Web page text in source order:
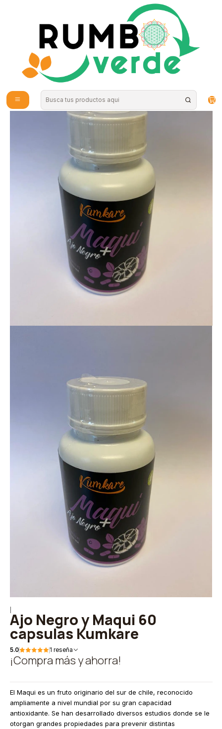
Envío gratis por compras sobre los 59.990 en la provincia de Santiago
Probióticos y Digestión
Ajo Negro y Maqui 60
capsulas Kumkare
5.0 1 reseña
¡Compra más y ahorra!
El Maqui es un fruto originario del sur de chile, reconocido
ampliamente a nivel mundial por su gran capacidad
antioxidante. Se han desarrollado diversos estudios donde se le
otorgan grandes propiedades para prevenir distintas